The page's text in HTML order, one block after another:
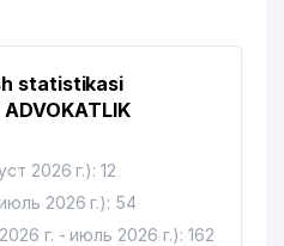
statistikasi
2026 г.): 12
2026 г.): 54
г. - июль 2026 г.): 162